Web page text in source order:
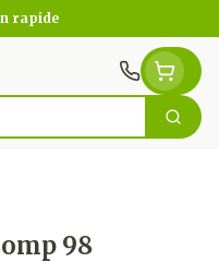
rapide
98